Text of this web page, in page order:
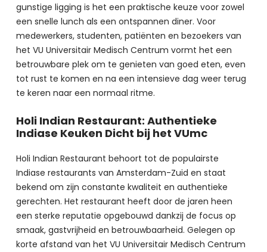
gunstige ligging is het een praktische keuze voor zowel
een snelle lunch als een ontspannen diner. Voor
medewerkers, studenten, patiënten en bezoekers van
het VU Universitair Medisch Centrum vormt het een
betrouwbare plek om te genieten van goed eten, even
tot rust te komen en na een intensieve dag weer terug
te keren naar een normaal ritme.
Holi Indian Restaurant: Authentieke
Indiase Keuken Dicht bij het VUmc
Holi Indian Restaurant behoort tot de populairste
Indiase restaurants van Amsterdam-Zuid en staat
bekend om zijn constante kwaliteit en authentieke
gerechten. Het restaurant heeft door de jaren heen
een sterke reputatie opgebouwd dankzij de focus op
smaak, gastvrijheid en betrouwbaarheid. Gelegen op
korte afstand van het VU Universitair Medisch Centrum